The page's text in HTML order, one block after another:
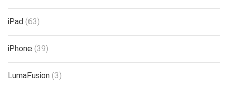
iPad (63)
iPhone (39)
LumaFusion (3)